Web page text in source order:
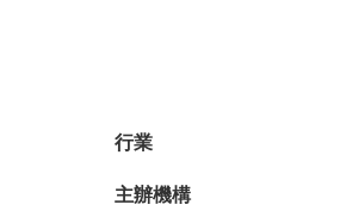
行業
主辦機構